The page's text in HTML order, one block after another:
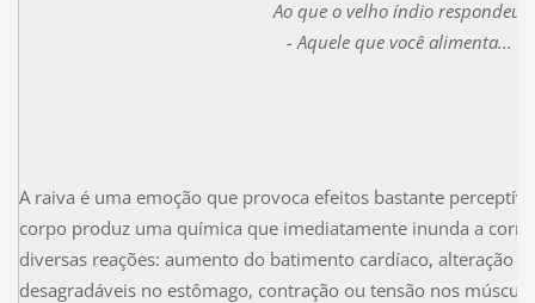
Ao que o velho índio respondeu:
- Aquele que você alimenta...
A raiva é uma emoção que provoca efeitos bastante
corpo produz uma química que imediatamente inunda a
diversas reações: aumento do batimento cardíaco, alteração
desagradáveis no estômago, contração ou tensão nos